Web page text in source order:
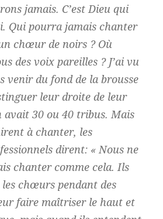
jamais. C’est Dieu qui
Qui pourra jamais chanter
chœur de noirs ? Où
des voix pareilles ? J’ai vu
venir du fond de la brousse
leur droite de leur
avait 30 ou 40 tribus. Mais
à chanter, les
dirent: « Nous ne
chanter comme cela. Ils
chœurs pendant des
faire maîtriser le haut et